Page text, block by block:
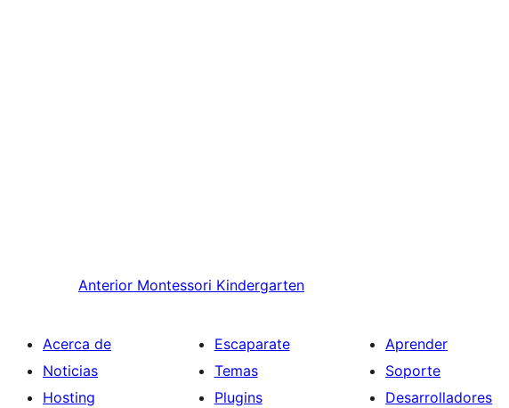
Anterior Montessori Kindergarten
Acerca de
Noticias
Hosting
Escaparate
Temas
Plugins
Aprender
Soporte
Desarrolladores